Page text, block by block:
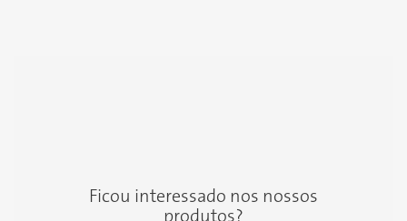
Ficou interessado nos nossos
produtos?